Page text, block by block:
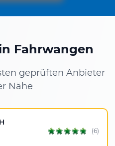
Fahrwangen
geprüften Anbieter
Nähe
(6)